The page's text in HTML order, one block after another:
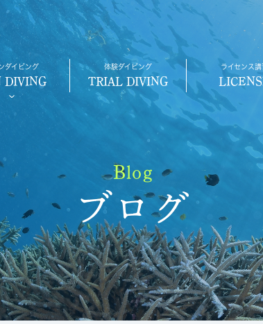
ダイビング
DIVING
体験ダイビング
TRIAL DIVING
ライセンス講
Blog
ブログ